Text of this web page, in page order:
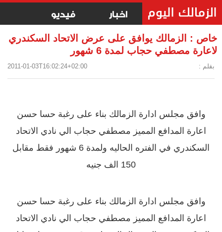
اخبار فيديو
خاص : الزمالك يوافق على عرض الاتحاد السكندري
لاعارة مصطفي حجاب لمدة 6 شهور
بقلم : 2011-01-03T16:02:24+02:00
وافق مجلس ادارة الزمالك بناء على رغبة حسا حسن
اعارة المدافع المميز مصطفي حجاب الي نادي الاتحاد
السكندري في الفتره الحاليه ولمدة 6 شهور فقط مقابل
150 الف جنيه
وافق مجلس ادارة الزمالك بناء على رغبة حسا حسن
اعارة المدافع المميز مصطفي حجاب الي نادي الاتحاد